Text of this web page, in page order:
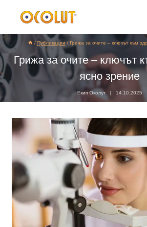
/ Публикации / Грижа за очите – ключът към
Грижа за очите – ключът
ясно зрение
Екип Околут 14.10.2025